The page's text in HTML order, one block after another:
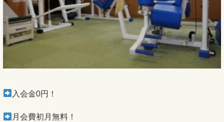
入会金0円！
月会費初月無料！